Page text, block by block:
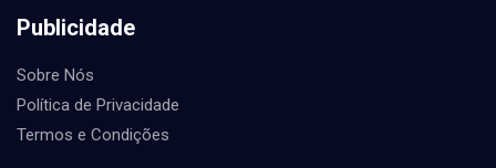
Publicidade
Sobre Nós
Política de Privacidade
Termos e Condições